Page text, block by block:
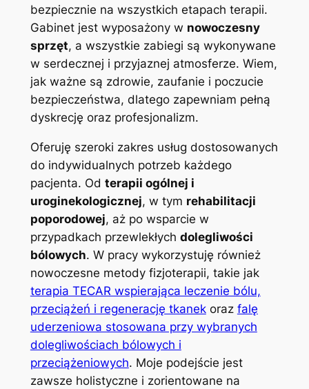
bezpiecznie na wszystkich etapach terapii.
Gabinet jest wyposażony w nowoczesny
sprzęt, a wszystkie zabiegi są wykonywane
w serdecznej i przyjaznej atmosferze. Wiem,
jak ważne są zdrowie, zaufanie i poczucie
bezpieczeństwa, dlatego zapewniam pełną
dyskrecję oraz profesjonalizm.
Oferuję szeroki zakres usług dostosowanych
do indywidualnych potrzeb każdego
pacjenta. Od terapii ogólnej i
uroginekologicznej, w tym rehabilitacji
poporodowej, aż po wsparcie w
przypadkach przewlekłych dolegliwości
bólowych. W pracy wykorzystuję również
nowoczesne metody fizjoterapii, takie jak
terapia TECAR wspierająca leczenie bólu,
przeciążeń i regenerację tkanekoraz falę
uderzeniowa stosowana przy wybranych
dolegliwościach bólowych i
przeciążeniowych. Moje podejście jest
zawsze holistyczne i zorientowane na